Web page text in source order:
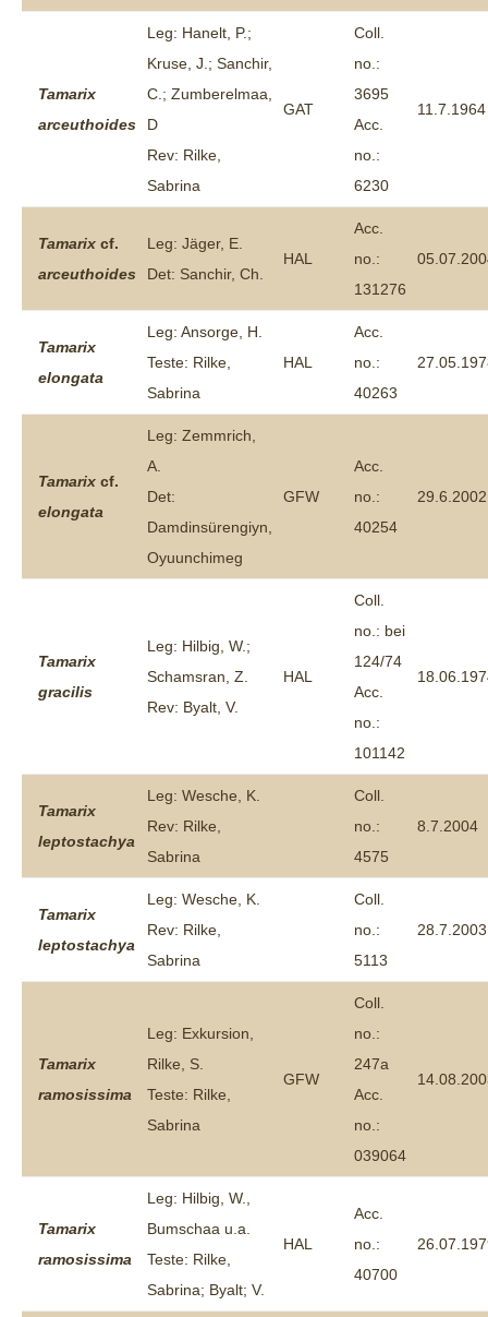
Tamarix
arceuthoides
Leg: Hanelt, P.;
Kruse, J.; Sanchir,
C.; Zumberelmaa,
D
Rev: Rilke,
Sabrina
GAT
Coll.
no.:
3695
Acc.
no.:
6230
11.7.1964
Tamarix cf.
arceuthoides
Leg: Jäger, E.
Det: Sanchir, Ch.
HAL
Acc.
no.:
131276
Tamarix
elongata
Leg: Ansorge, H.
Teste: Rilke,
Sabrina
HAL
Acc.
no.:
40263
Tamarix cf.
elongata
Leg: Zemmrich,
A.
Det:
Damdinsürengiyn,
Oyuunchimeg
GFW
Acc.
no.:
40254
29.6.2002
Tamarix
gracilis
Leg: Hilbig, W.;
Schamsran, Z.
Rev: Byalt, V.
HAL
Coll.
no.: bei
124/74
Acc.
no.:
101142
Tamarix
leptostachya
Leg: Wesche, K.
Rev: Rilke,
Sabrina
Coll.
no.:
4575
8.7.2004
Tamarix
leptostachya
Leg: Wesche, K.
Rev: Rilke,
Sabrina
Coll.
no.:
5113
28.7.2003
Tamarix
ramosissima
Leg: Exkursion,
Rilke, S.
Teste: Rilke,
Sabrina
GFW
Coll.
no.:
247a
Acc.
no.:
039064
Tamarix
ramosissima
Leg: Hilbig, W.,
Bumschaa u.a.
Teste: Rilke,
Sabrina; Byalt; V.
HAL
Acc.
no.:
40700